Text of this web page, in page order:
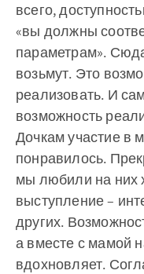
всего,
«вы должны
параметрам».
возьмут. Это
реализовать. И
возможность
Дочкам участие в
понравилось.
мы любили на них
выступление –
других.
а вместе с мамой
вдохновляет.